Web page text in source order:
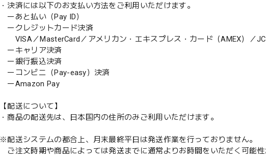
・決済には以下のお支払い方法をご利用いただけます。
ーあと払い（Pay ID）
ークレジットカード決済
VISA／MasterCard／アメリカン・エキスプレス・カード（AMEX）／
ーキャリア決済
ー銀行振込決済
ーコンビニ（Pay-easy）決済
ーAmazon Pay
【配送について】
・商品の配送先は、日本国内の住所のみご利用いただけます。
※配送システムの都合上、月末最終平日は発送作業を行っておりません。
ご注文時期や商品によっては発送までに通常よりお時間をいただく可能性